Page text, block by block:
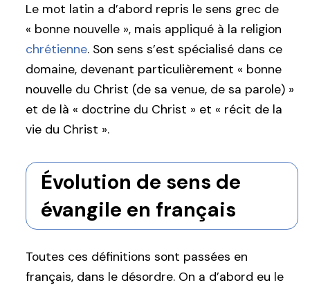
Le mot latin a d’abord repris le sens grec de
« bonne nouvelle », mais appliqué à la religion
chrétienne. Son sens s’est spécialisé dans ce
domaine, devenant particulièrement « bonne
nouvelle du Christ (de sa venue, de sa parole) »
et de là « doctrine du Christ » et « récit de la
vie du Christ ».
Évolution de sens de
évangile en français
Toutes ces définitions sont passées en
français, dans le désordre. On a d’abord eu le